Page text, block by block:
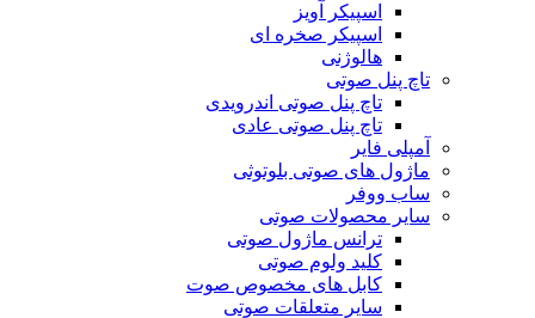
اسپیکر آویز
اسپیکر صخره ای
هالوژنی
تاچ پنل صوتی
تاچ پنل صوتی اندرویدی
تاچ پنل صوتی عادی
آمپلی فایر
ماژول های صوتی بلوتوثی
ساب ووفر
سایر محصولات صوتی
ترانس ماژول صوتی
کلید ولوم صوتی
کابل های مخصوص صوت
سایر متعلقات صوتی